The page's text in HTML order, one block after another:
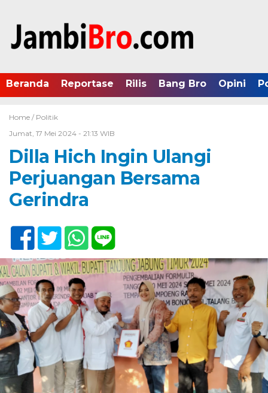
Beranda Reportase Rilis Bang Bro Opini
Home / Politik
Jumat, 17 Mei 2024 - 21:13 WIB
Dilla Hich Ingin Ulangi
Perjuangan Bersama
Gerindra